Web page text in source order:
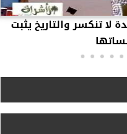
تنكسر والتاريخ يثبت